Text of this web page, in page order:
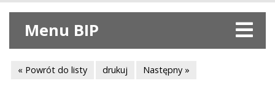
Menu BIP
« Powrót do listy drukuj Następny »